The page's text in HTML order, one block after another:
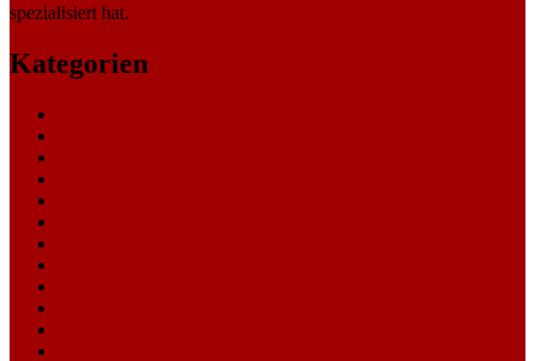
spezialisiert hat.
Kategorien